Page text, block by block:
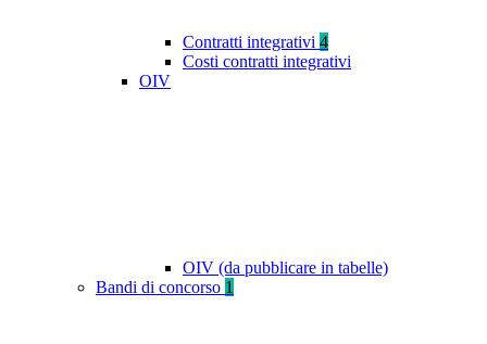
Contratti integrativi 4
Costi contratti integrativi
OIV
OIV (da pubblicare in tabelle)
Bandi di concorso 1